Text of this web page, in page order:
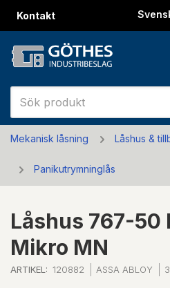
Kontakt
Mekanisk låsning Låshus &
Panikutrymninglås
Låshus 767-50
Mikro MN
ARTIKEL: 120882 ASSA ABLOY